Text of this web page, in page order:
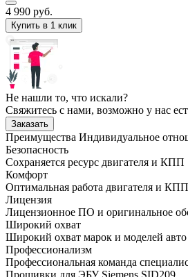
4 990 руб.
Купить в 1 клик
Не нашли то, что искали?
Свяжитесь с нами, возможно у нас
Заказать
Преимущества Индивидуальное
Безопасность
Сохраняется ресурс двигателя и КПП
Комфорт
Оптимальная работа двигателя и КПП
Лицензия
Лицензионное ПО и оригинальное
Широкий охват
Широкий охват марок и моделей авто
Профессионализм
Профессиональная команда
Прошивки для ЭБУ Siemens SID209